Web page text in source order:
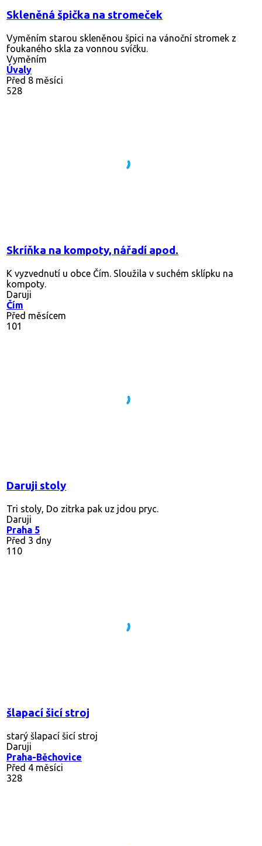
Skleněná špička na stromeček
Vyměním starou skleněnou špici na vánoční stromek z
foukaného skla za vonnou svíčku.
Vyměním
Úvaly
Před 8 měsíci
528
Skríňka na kompoty, nářadí apod.
K vyzvednutí u obce Čím. Sloužila v suchém sklípku na
kompoty.
Daruji
Čím
Před měsícem
101
Daruji stoly
Tri stoly, Do zitrka pak uz jdou pryc.
Daruji
Praha 5
Před 3 dny
110
šlapací šicí stroj
starý šlapací šicí stroj
Daruji
Praha-Běchovice
Před 4 měsíci
328